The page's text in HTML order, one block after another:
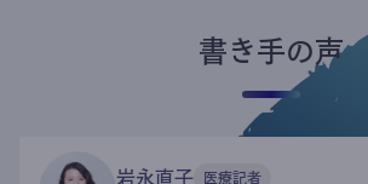
書き手の声
岩永直子 医療記者